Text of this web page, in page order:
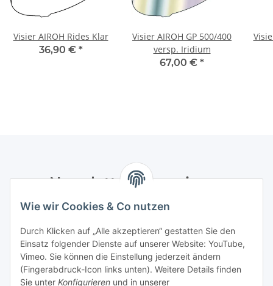
Wie wir Cookies & Co nutzen
Durch Klicken auf „Alle akzeptieren“ gestatten Sie den
Einsatz folgender Dienste auf unserer Website: YouTube,
Vimeo. Sie können die Einstellung jederzeit ändern
(Fingerabdruck-Icon links unten). Weitere Details finden
Sie unter Konfigurieren und in unserer
Visier AIROH Rides Klar
36,90 € *
Visier AIROH GP 500/400
versp. Iridium
67,00 € *
Newsletter Abonnieren
Bitte senden Sie mir entsprechend Ihrer
Informationen zu Ihrem Produktsortiment per E-Mail zu.
Abonnieren
Newsletter Abonnieren